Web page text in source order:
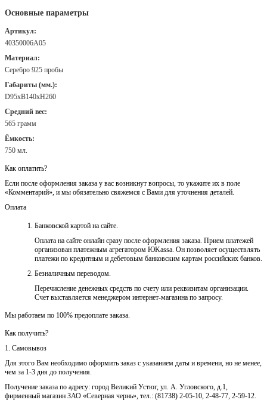
Основные параметры
Артикул:
40350006А05
Материал:
Серебро 925 пробы
Габариты (мм.):
D95хB140хH260
Средний вес:
565 грамм
Ёмкость:
750 мл.
Как оплатить?
Если после оформления заказа у вас возникнут вопросы, то укажите их в поле
«Комментарий», и мы обязательно свяжемся с Вами для уточнения деталей.
Оплата
Банковской картой на сайте.
Оплата на сайте онлайн сразу после оформления заказа. Прием платежей
организован платежным агрегатором ЮKassa. Он позволяет осуществлять
платежи по кредитным и дебетовым банковским картам российских банков.
Безналичным переводом.
Перечисление денежных средств по счету или реквизитам организации.
Счет выставляется менеджером интернет-магазина по запросу.
Мы работаем по 100% предоплате заказа.
Как получить?
1. Самовывоз
Для этого Вам необходимо оформить заказ с указанием даты и времени, но не менее,
чем за 1-3 дня до получения.
Получение заказа по адресу: город Великий Устюг, ул. А. Угловского, д.1,
фирменный магазин ЗАО «Северная чернь», тел.: (81738) 2-05-10, 2-48-77, 2-59-12.